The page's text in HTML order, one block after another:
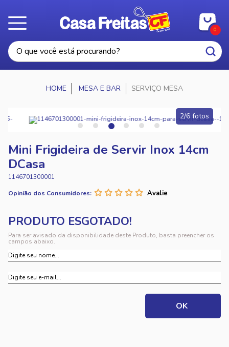
0
MESA E BAR SERVIÇO MESA
3/6 fotos
Mini Frigideira de Servir Inox 14cm
DCasa
1146701300001
Opinião dos Consumidores:
Para ser avisado da disponibilidade deste Produto, basta preencher os
campos abaixo.